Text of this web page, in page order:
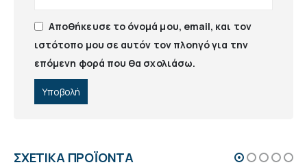
Αποθήκευσε το όνομά μου, email, και τον
ιστότοπο μου σε αυτόν τον πλοηγό για την
επόμενη φορά που θα σχολιάσω.
ΣΧΕΤΙΚΆ ΠΡΟΪΌΝΤΑ